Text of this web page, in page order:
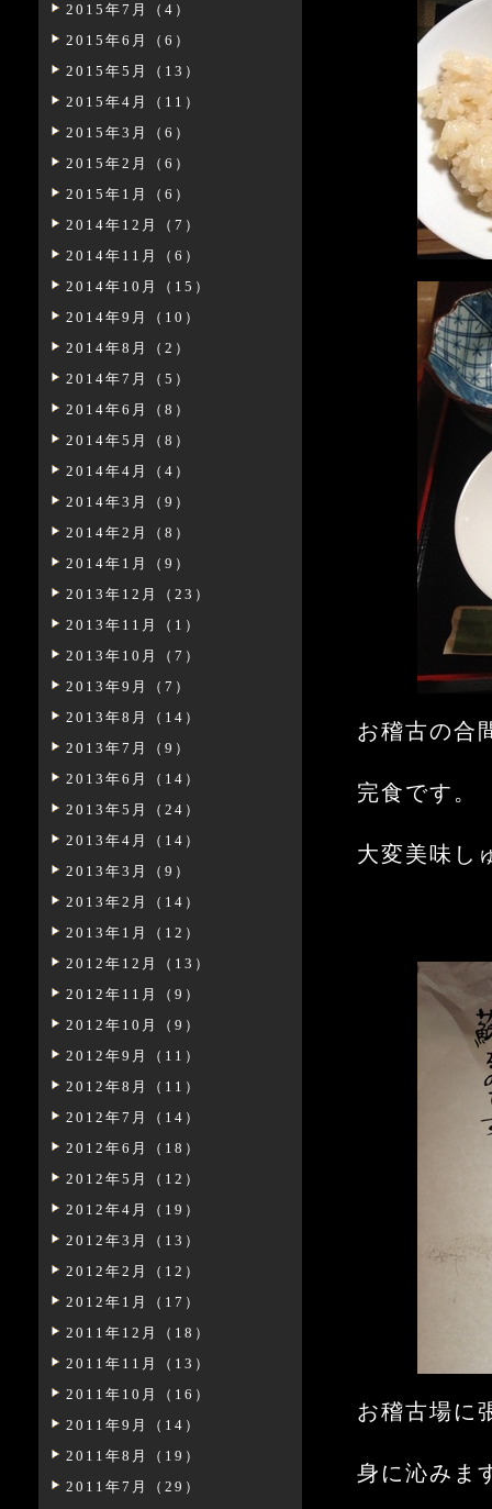
2015年7月（4）
2015年6月（6）
2015年5月（13）
2015年4月（11）
2015年3月（6）
2015年2月（6）
2015年1月（6）
2014年12月（7）
2014年11月（6）
2014年10月（15）
2014年9月（10）
2014年8月（2）
2014年7月（5）
2014年6月（8）
2014年5月（8）
2014年4月（4）
2014年3月（9）
2014年2月（8）
2014年1月（9）
2013年12月（23）
2013年11月（1）
2013年10月（7）
2013年9月（7）
2013年8月（14）
2013年7月（9）
2013年6月（14）
2013年5月（24）
2013年4月（14）
2013年3月（9）
2013年2月（14）
2013年1月（12）
2012年12月（13）
2012年11月（9）
2012年10月（9）
2012年9月（11）
2012年8月（11）
2012年7月（14）
2012年6月（18）
2012年5月（12）
2012年4月（19）
2012年3月（13）
2012年2月（12）
2012年1月（17）
2011年12月（18）
2011年11月（13）
2011年10月（16）
2011年9月（14）
2011年8月（19）
2011年7月（29）
お稽古の合
完食です。
大変美味し
お稽古場に
身に沁みま